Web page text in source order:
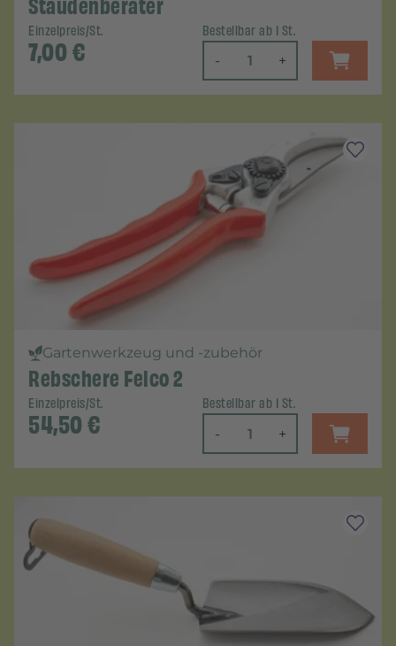
Einzelpreis/St.
7,00€
Bestellbar ab 1 St.
- +
Gartenwerkzeug und -zubehör
Rebschere Felco 2
Einzelpreis/St.
54,50€
Bestellbar ab 1 St.
- +